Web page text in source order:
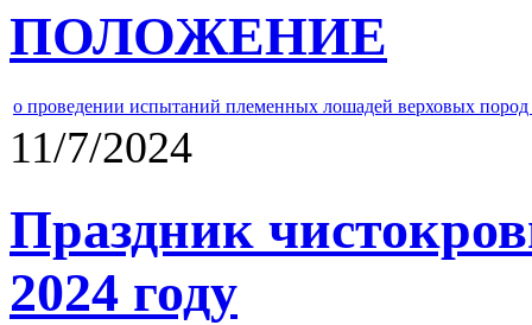
ПОЛОЖЕНИЕ
о проведении испытаний племенных лошадей верховых
11/7/2024
Праздник
2024 году